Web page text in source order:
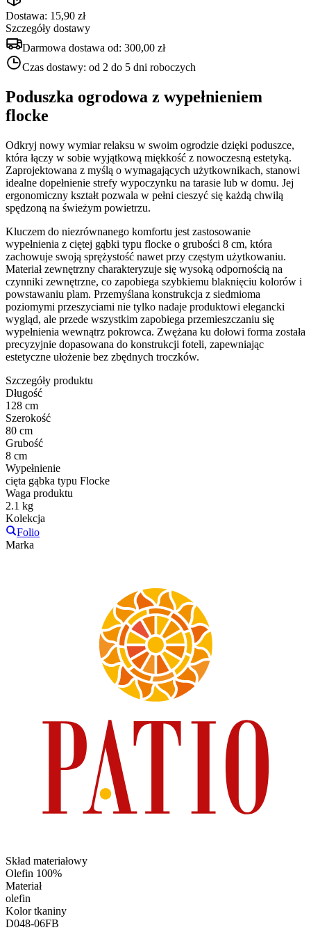
Dostawa: 15,90 zł
Szczegóły dostawy
Darmowa dostawa od: 300,00 zł
Czas dostawy: od 2 do 5 dni roboczych
Poduszka ogrodowa z wypełnieniem
flocke
Odkryj nowy wymiar relaksu w swoim ogrodzie dzięki poduszce,
która łączy w sobie wyjątkową miękkość z nowoczesną estetyką.
Zaprojektowana z myślą o wymagających użytkownikach, stanowi
idealne dopełnienie strefy wypoczynku na tarasie lub w domu. Jej
ergonomiczny kształt pozwala w pełni cieszyć się każdą chwilą
spędzoną na świeżym powietrzu.
Kluczem do niezrównanego komfortu jest zastosowanie
wypełnienia z ciętej gąbki typu flocke o grubości 8 cm, która
zachowuje swoją sprężystość nawet przy częstym użytkowaniu.
Materiał zewnętrzny charakteryzuje się wysoką odpornością na
czynniki zewnętrzne, co zapobiega szybkiemu blaknięciu kolorów i
powstawaniu plam. Przemyślana konstrukcja z siedmioma
poziomymi przeszyciami nie tylko nadaje produktowi elegancki
wygląd, ale przede wszystkim zapobiega przemieszczaniu się
wypełnienia wewnątrz pokrowca. Zwężana ku dołowi forma została
precyzyjnie dopasowana do konstrukcji foteli, zapewniając
estetyczne ułożenie bez zbędnych troczków.
Szczegóły produktu
Długość
128 cm
Szerokość
80 cm
Grubość
8 cm
Wypełnienie
cięta gąbka typu Flocke
Waga produktu
2.1 kg
Kolekcja
Folio
Marka
Skład materiałowy
Olefin 100%
Materiał
olefin
Kolor tkaniny
D048-06FB